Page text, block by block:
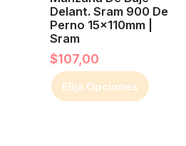
Delant. Sram 900 De
Perno 15x110mm |
Sram
$107,00
Elija Opciones
opciones
se
pueden
elegir
en